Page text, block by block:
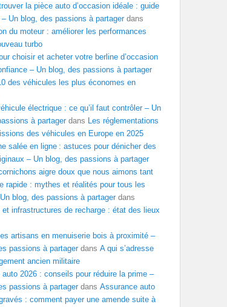
la pièce auto d’occasion idéale : guide
Un blog, des passions à partagerdans
du moteur : améliorer les performances
turbo
choisir et acheter votre berline d’occasion
– Un blog, des passions à partager
des véhicules les plus économes en
électrique : ce qu’il faut contrôler – Un
à partagerdans Les réglementations
des véhicules en Europe en 2025
salée en ligne : astuces pour dénicher des
– Un blog, des passions à partager
aigre doux que nous aimons tant
rapide : mythes et réalités pour tous les
blog, des passions à partagerdans
infrastructures de recharge : état des lieux
artisans en menuiserie bois à proximité –
passions à partagerdans A qui s’adresse
ancien militaire
2026 : conseils pour réduire la prime –
passions à partagerdans Assurance auto
: comment payer une amende suite à